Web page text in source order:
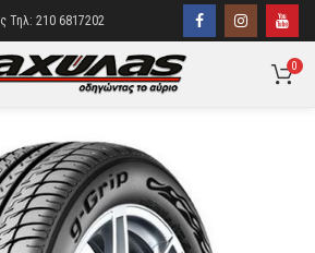
Τηλ: 210 6817202
0